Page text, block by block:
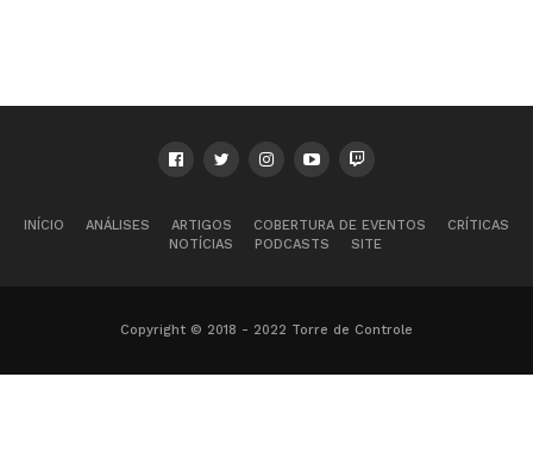
INÍCIO ANÁLISES ARTIGOS COBERTURA DE EVENTOS
CRÍTICAS
NOTÍCIAS
PODCASTS SITE
Copyright © 2018 - 2022 Torre de Controle